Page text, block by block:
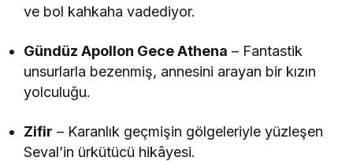
ve bol kahkaha vadediyor.
Gündüz Apollon Gece Athena – Fantastik
unsurlarla bezenmiş, annesini arayan bir kızın
yolculuğu.
Zifir – Karanlık geçmişin gölgeleriyle yüzleşen
Seval’in ürkütücü hikâyesi.